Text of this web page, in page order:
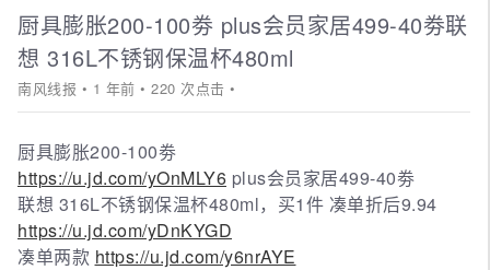
厨具膨胀200-100劵 plus会员家居499-40劵联
想 316L不锈钢保温杯480ml
南风线报 • 1 年前 • 220 次点击 •
厨具膨胀200-100劵
https://u.jd.com/yOnMLY6 plus会员家居499-40劵
联想 316L不锈钢保温杯480ml，买1件 凑单折后9.94
https://u.jd.com/yDnKYGD
凑单两款 https://u.jd.com/y6nrAYE